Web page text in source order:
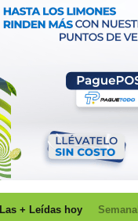
Las + Leídas hoy Semanal